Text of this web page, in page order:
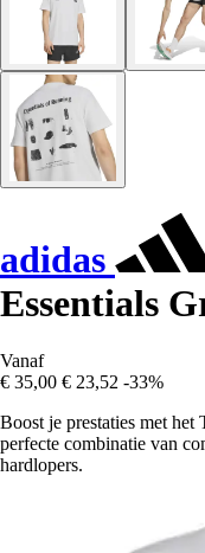
adidas
Essentials
Vanaf
€ 35,00 € 23,52 -33%
Boost je prestaties met het
perfecte combinatie van
hardlopers.